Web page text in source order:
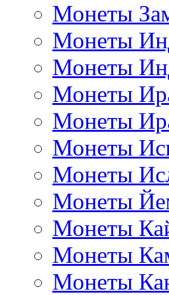
Монеты
Монеты
Монеты
Монеты
Монеты
Монеты
Монеты
Монеты
Монеты
Монеты
Монеты